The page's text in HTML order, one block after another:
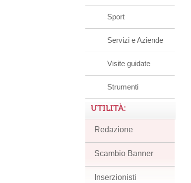
Sport
Servizi e Aziende
Visite guidate
Strumenti
UTILITÀ:
Redazione
Scambio Banner
Inserzionisti